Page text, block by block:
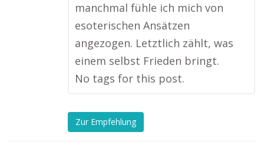
manchmal fühle ich mich von
esoterischen Ansätzen
angezogen. Letztlich zählt, was
einem selbst Frieden bringt.
No tags for this post.
Zur Empfehlung